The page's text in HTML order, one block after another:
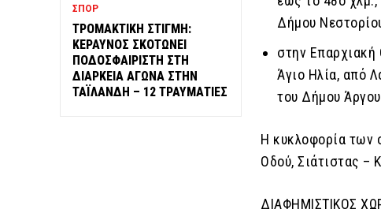
ΣΠΟΡ
ΤΡΟΜΑΚΤΙΚΗ ΣΤΙΓΜΗ:
ΚΕΡΑΥΝΟΣ ΣΚΟΤΩΝΕΙ
ΠΟΔΟΣΦΑΙΡΙΣΤΗ ΣΤΗ
ΔΙΑΡΚΕΙΑ ΑΓΩΝΑ ΣΤΗΝ
ΤΑΪΛΑΝΔΗ – 12 ΤΡΑΥΜΑΤΙΕΣ
Δήμου
στην
Άγιο Ηλία, από
του Δήμου
Η κυκλοφορία των
Οδού, Σιάτιστας –
ΔΙΑΦΗΜΙΣΤΙΚΟΣ